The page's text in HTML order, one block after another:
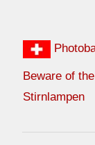
Beware of
Stirnlampen